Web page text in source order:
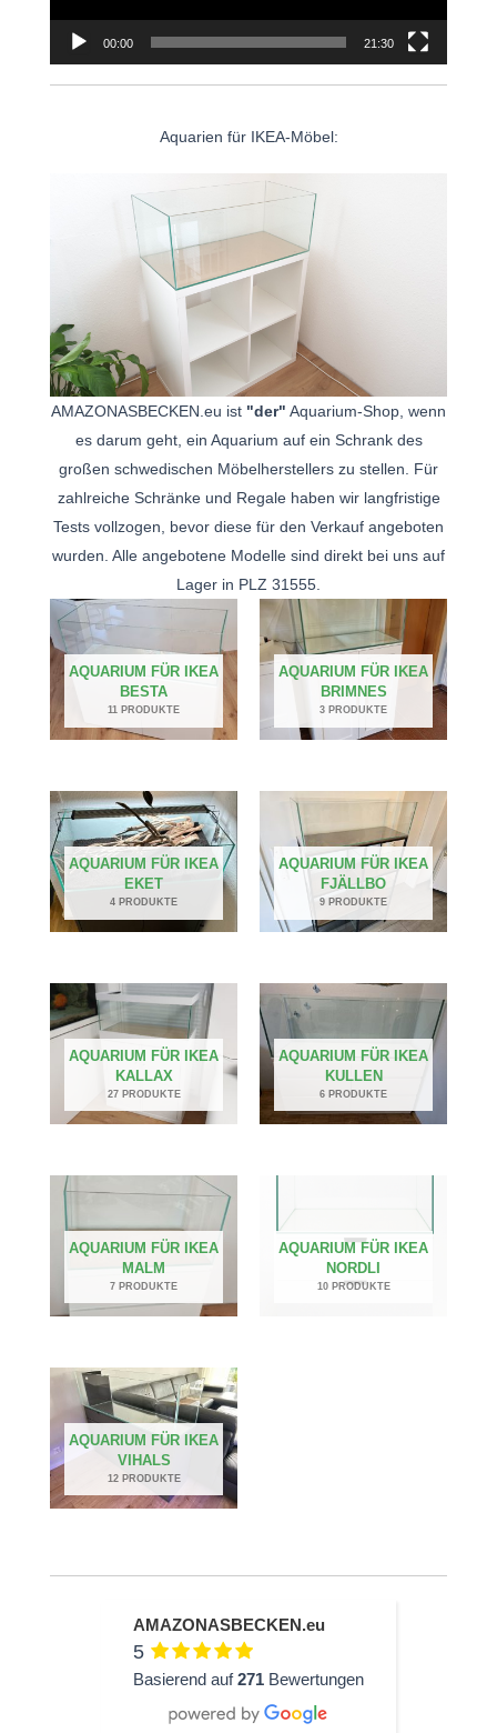
00:00 21:30
Aquarien für IKEA-Möbel:
AMAZONASBECKEN.eu ist "der" Aquarium-Shop, wenn
es darum geht, ein Aquarium auf ein Schrank des
großen schwedischen Möbelherstellers zu stellen. Für
zahlreiche Schränke und Regale haben wir langfristige
Tests vollzogen, bevor diese für den Verkauf angeboten
wurden. Alle angebotene Modelle sind direkt bei uns auf
Lager in PLZ 31555.
AQUARIUM FÜR IKEA
BESTA
11 PRODUKTE
AQUARIUM FÜR IKEA
BRIMNES
3 PRODUKTE
AQUARIUM FÜR IKEA
EKET
4 PRODUKTE
AQUARIUM FÜR IKEA
FJÄLLBO
9 PRODUKTE
AQUARIUM FÜR IKEA
KALLAX
27 PRODUKTE
AQUARIUM FÜR IKEA
KULLEN
6 PRODUKTE
AQUARIUM FÜR IKEA
MALM
7 PRODUKTE
AQUARIUM FÜR IKEA
NORDLI
10 PRODUKTE
AQUARIUM FÜR IKEA
VIHALS
12 PRODUKTE
AMAZONASBECKEN.eu
5
Basierend auf271 Bewertungen